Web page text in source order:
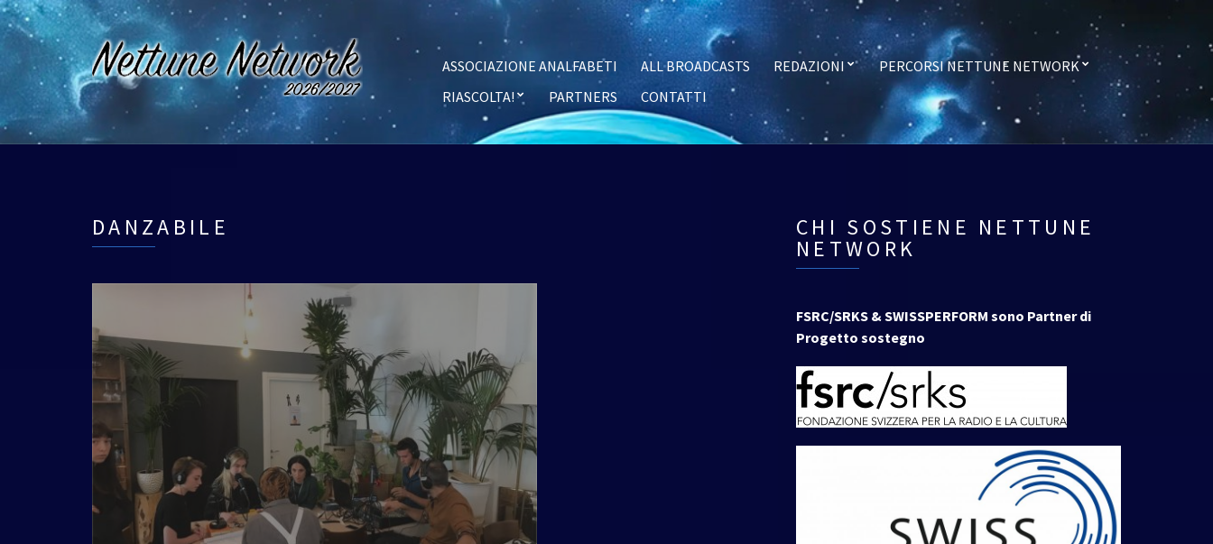
ASSOCIAZIONE ANALFABETI ALL BROADCASTS REDAZIONI
PERCORSI NETTUNE NETWORK
RIASCOLTA!
PARTNERS CONTATTI
DANZABILE CHI SOSTIENE NETTUNE
NETWORK
FSRC/SRKS & SWISSPERFORM sono Partner di
Progetto sostegno